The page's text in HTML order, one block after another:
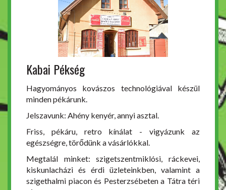
Kabai Pékség
Hagyományos kovászos technológiával készül
minden pékárunk.
Jelszavunk: Ahény kenyér, annyi asztal.
Friss, pékáru, retro kínálat - vigyázunk az
egészségre, törődünk a vásárlókkal.
Megtalál minket: szigetszentmiklósi, ráckevei,
kiskunlacházi és érdi üzleteinkben, valamint a
szigethalmi piacon és Pesterzsébeten a Tátra téri